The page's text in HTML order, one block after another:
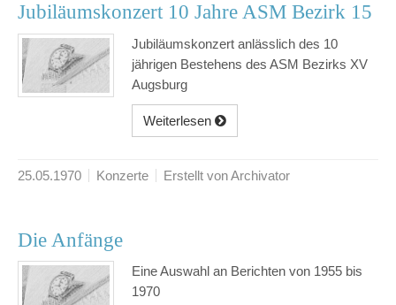
Jubiläumskonzert 10 Jahre ASM Bezirk 15
Jubiläumskonzert anlässlich des 10
jährigen Bestehens des ASM Bezirks XV
Augsburg
Weiterlesen
25.05.1970 Konzerte Erstellt von Archivator
Die Anfänge
Eine Auswahl an Berichten von 1955 bis
1970